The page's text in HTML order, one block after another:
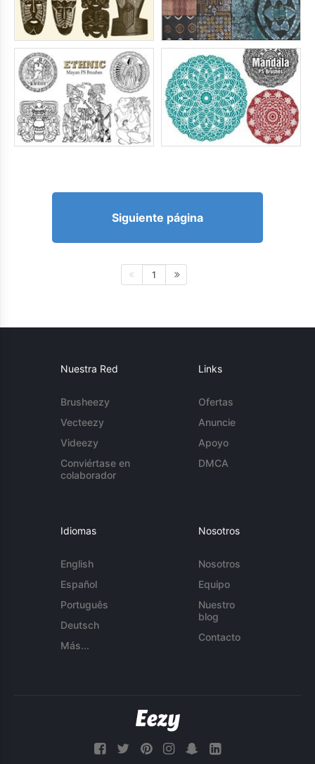
Siguiente página
1
Nuestra Red
Brusheezy
Vecteezy
Videezy
Conviértase en
colaborador
Links
Ofertas
Anuncie
Apoyo
DMCA
Idiomas
English
Español
Português
Deutsch
Más...
Nosotros
Nosotros
Equipo
Nuestro
blog
Contacto